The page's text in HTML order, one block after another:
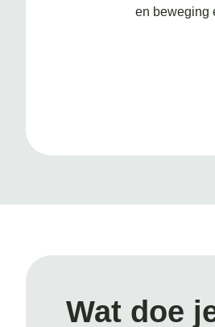
en beweging
Wat doe